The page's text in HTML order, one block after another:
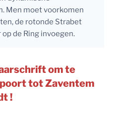
Men moet voorkomen
de rotonde Strabet
de Ring invoegen.
om te
tot Zaventem
!